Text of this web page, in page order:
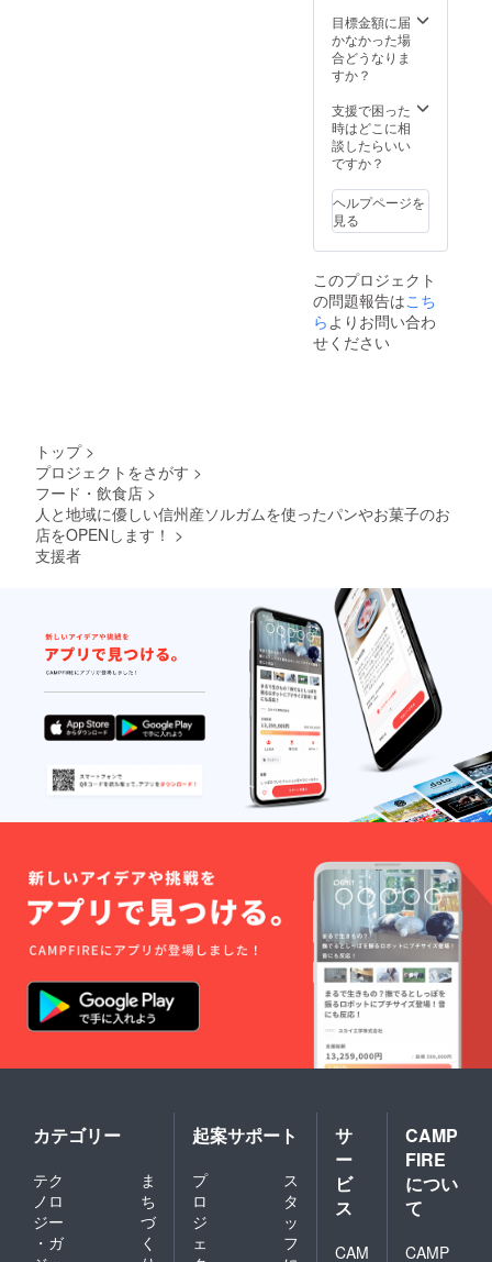
までと
させて
いただ
きま
法：直
射日光
を避
保存し
てくだ
さい。
※画像は
イメー
ジで
ムの粉
（お菓
子など
に使え
○実際に
畑にお
越しの
際には
ドしま
す！ ○
収穫体
験や農
のご希
望にも
お応え
しま
す。 〜
月
：お礼
ただき
ます。※
その後
の連絡
手段を
相談さ
せてい
ただき
ます。
※今後
に日程
調整な
どの方
法につ
いても
打合せ
いただ
きま
す。
5
月
：オー
ナー様
の畑に
種まき
をしま
参加ご
目標金額に届
かなかった場
合どうなりま
すか？
支援で困った
時はどこに相
談したらいい
ですか？
ヘルプページを
見る
このプロジェクト
の問題報告はこち
ら よりお問い合わ
せください
トップ >
プロジェクトをさがす >
フード・飲食店 >
人と地域に優しい信州産ソルガムを使ったパンやお菓子のお
店をOPENします！ >
支援者
カテゴリー
テク
ノロ
ジー
・ガ
ま
ち
づ
く
起案サポート
プ
ロ
ジ
ェ
ス
タ
ッ
フ
サ
ー
ビ
ス
CAM
CAMP
FIRE
につい
て
CAMP